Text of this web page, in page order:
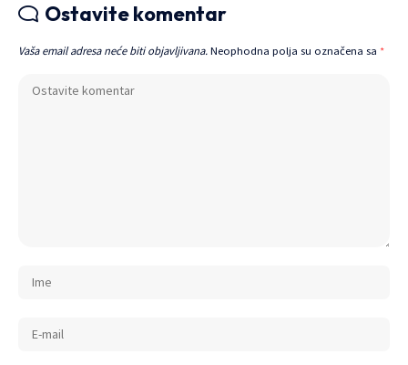
Ostavite komentar
Vaša email adresa neće biti objavljivana. Neophodna polja su označena sa *